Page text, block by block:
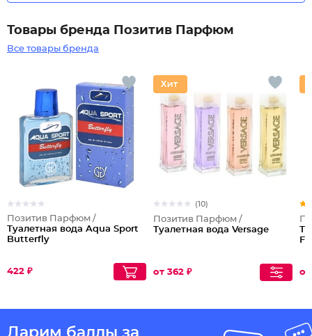
Товары бренда Позитив Парфюм
Все товары бренда
Позитив Парфюм /
Туалетная вода Aqua Sport
Butterfly
422 ₽
(10)
Позитив Парфюм /
Туалетная вода Versage
от 362 ₽
Дарим баллы за